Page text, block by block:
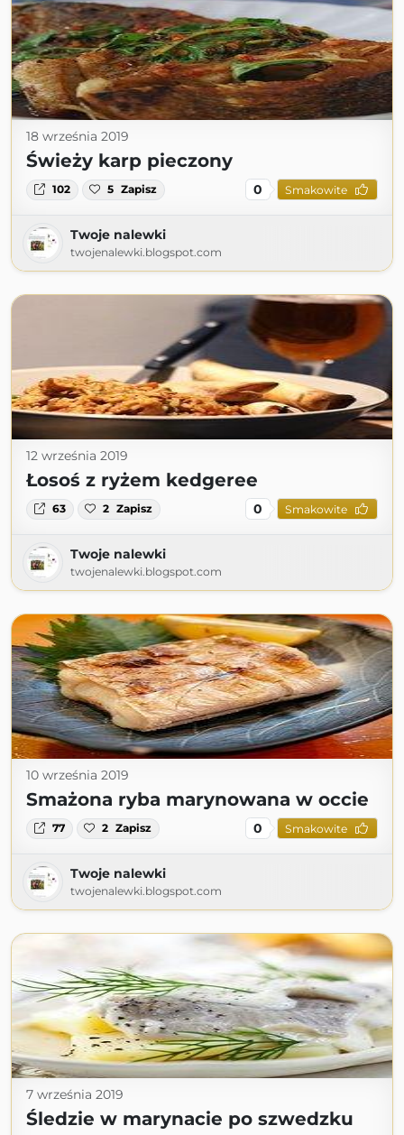
18 września 2019
Świeży karp pieczony
102 5 Zapisz 0 Smakowite
Twoje nalewki
twojenalewki.blogspot.com
12 września 2019
Łosoś z ryżem kedgeree
63 2 Zapisz 0 Smakowite
Twoje nalewki
twojenalewki.blogspot.com
10 września 2019
Smażona ryba marynowana w occie
77 2 Zapisz 0 Smakowite
Twoje nalewki
twojenalewki.blogspot.com
7 września 2019
Śledzie w marynacie po szwedzku